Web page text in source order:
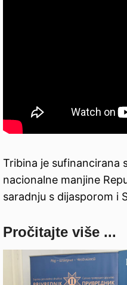
Tribina je sufinancirana
nacionalne manjine
saradnju s dijasporom i
Pročitajte više ...